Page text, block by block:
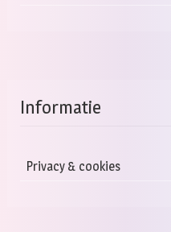
Informatie
Privacy & cookies